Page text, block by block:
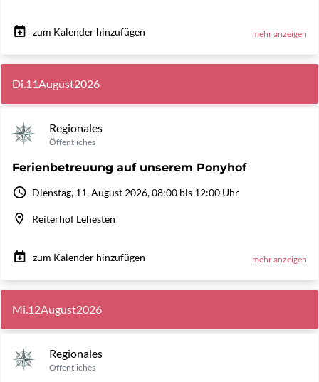
zum Kalender hinzufügen mehr anzeigen
Di.11August2026
Regionales
Öffentliches
Ferienbetreuung auf unserem Ponyhof
Dienstag, 11. August 2026, 08:00 bis 12:00 Uhr
Reiterhof Lehesten
zum Kalender hinzufügen mehr anzeigen
Mi.12August2026
Regionales
Öffentliches